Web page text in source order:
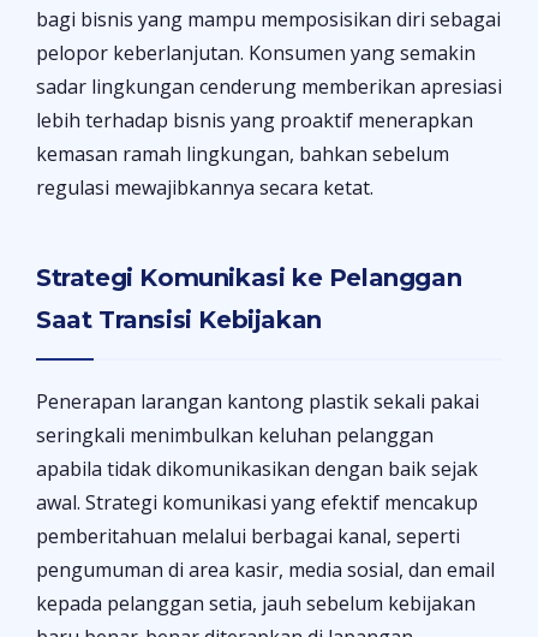
bagi bisnis yang mampu memposisikan diri sebagai
pelopor keberlanjutan. Konsumen yang semakin
sadar lingkungan cenderung memberikan apresiasi
lebih terhadap bisnis yang proaktif menerapkan
kemasan ramah lingkungan, bahkan sebelum
regulasi mewajibkannya secara ketat.
Strategi Komunikasi ke Pelanggan
Saat Transisi Kebijakan
Penerapan larangan kantong plastik sekali pakai
seringkali menimbulkan keluhan pelanggan
apabila tidak dikomunikasikan dengan baik sejak
awal. Strategi komunikasi yang efektif mencakup
pemberitahuan melalui berbagai kanal, seperti
pengumuman di area kasir, media sosial, dan email
kepada pelanggan setia, jauh sebelum kebijakan